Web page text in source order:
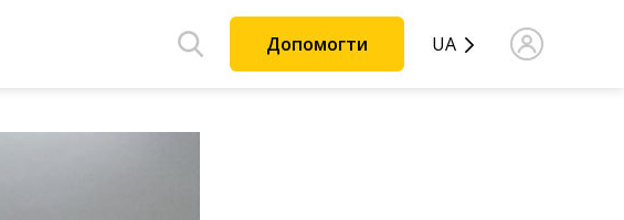
Допомогти UA